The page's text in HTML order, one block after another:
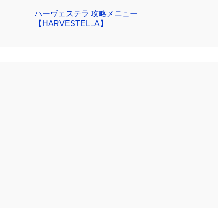
ハーヴェステラ 攻略メニュー
【HARVESTELLA】